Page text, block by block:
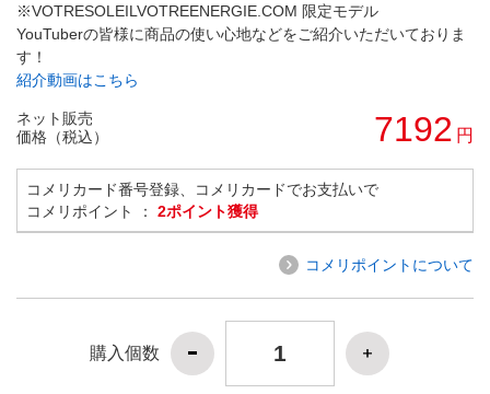
※VOTRESOLEILVOTREENERGIE.COM 限定モデル
YouTuberの皆様に商品の使い心地などをご紹介いただいておりま
す！
紹介動画はこちら
ネット販売
価格（税込）
7192 円
コメリカード番号登録、コメリカードでお支払いで
コメリポイント ： 2ポイント獲得
コメリポイントについて
購入個数